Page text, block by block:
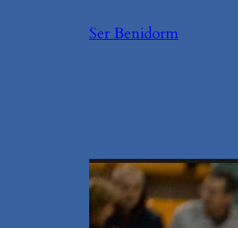
Ser Benidorm